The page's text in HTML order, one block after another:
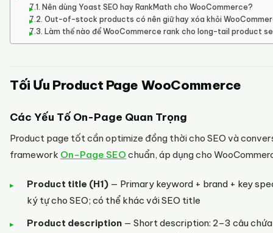
Nên dùng Yoast SEO hay RankMath cho WooCommerce?
Out-of-stock products có nên giữ hay xóa khỏi
Làm thế nào để WooCommerce rank cho long-tail product
Tối Ưu Product Page WooCommerce
Các Yếu Tố On-Page Quan Trọng
Product page tốt cần optimize đồng thời cho SEO và
framework On-Page SEO chuẩn, áp dụng cho
Product title (H1) — Primary keyword + brand + key
ký tự cho SEO; có thể khác với SEO title
Product description — Short description: 2–3 câu